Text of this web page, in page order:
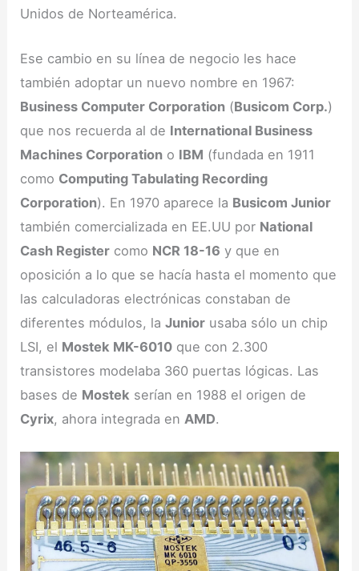
Unidos de Norteamérica.
Ese cambio en su línea de negocio les hace
también adoptar un nuevo nombre en 1967:
Business Computer Corporation (Busicom Corp.)
que nos recuerda al de International Business
Machines Corporation o IBM (fundada en 1911
como Computing Tabulating Recording
Corporation). En 1970 aparece la Busicom Junior
también comercializada en EE.UU por National
Cash Register como NCR 18-16 y que en
oposición a lo que se hacía hasta el momento que
las calculadoras electrónicas constaban de
diferentes módulos, laJunior usaba sólo un chip
LSI, el Mostek MK-6010 que con 2.300
transistores modelaba 360 puertas lógicas. Las
bases de Mostek serían en 1988 el origen de
Cyrix, ahora integrada enAMD.